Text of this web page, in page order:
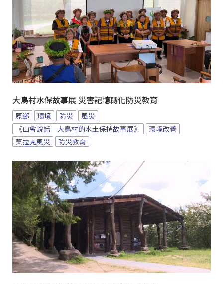
大鳥村水保故事展 災害記憶轉化防災教育
原鄉 環境 防災
風災
《山會說話－大鳥村的水土保持故事展》
環境改善
莫拉克風災
防災教育